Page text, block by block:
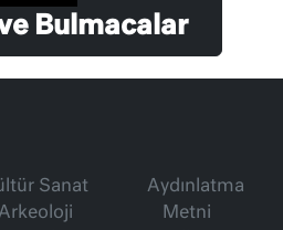
Bulmacalar
Sanat
Aydınlatma
Metni